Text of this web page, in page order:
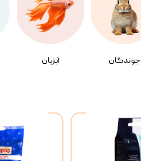
جوندگان آبزیان